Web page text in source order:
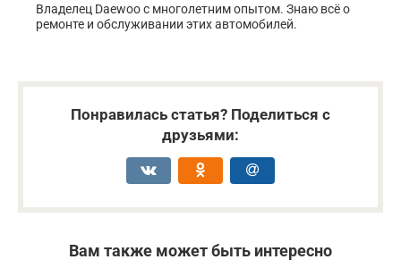
Владелец Daewoo с многолетним опытом. Знаю всё о
ремонте и обслуживании этих автомобилей.
Понравилась статья? Поделиться с
друзьями:
Вам также может быть интересно